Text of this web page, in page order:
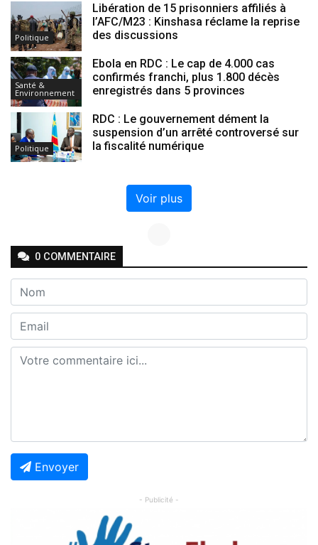
Politique
Libération de 15 prisonniers affiliés à
l’AFC/M23 : Kinshasa réclame la reprise
des discussions
Santé &
Environnement
Ebola en RDC : Le cap de 4.000 cas
confirmés franchi, plus 1.800 décès
enregistrés dans 5 provinces
Politique
RDC : Le gouvernement dément la
suspension d’un arrêté controversé sur
la fiscalité numérique
Voir plus
0 COMMENTAIRE
Envoyer
- Publicité -